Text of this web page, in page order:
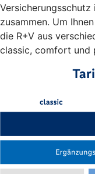
zusammen. Um
die R+V aus
classic, comfort und